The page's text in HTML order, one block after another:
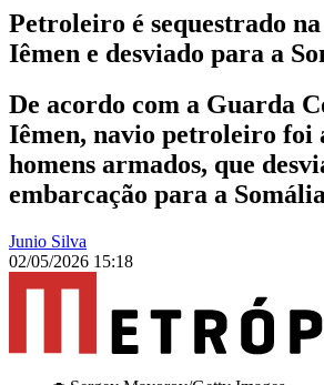
Petroleiro é sequestrado na
Iêmen e desviado para a
De acordo com a Guarda
Iêmen, navio petroleiro foi
homens armados, que
embarcação para a
Junio Silva
02/05/2026 15:18